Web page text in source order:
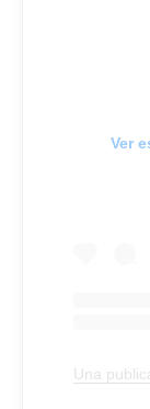
Ver